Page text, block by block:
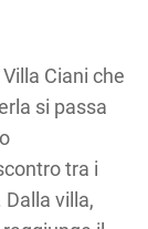
Ciani che
si passa
tra i
villa,